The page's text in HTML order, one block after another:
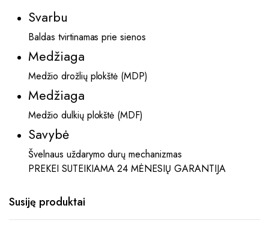
Svarbu
Baldas tvirtinamas prie sienos
Medžiaga
Medžio drožlių plokštė (MDP)
Medžiaga
Medžio dulkių plokštė (MDF)
Savybė
Švelnaus uždarymo durų mechanizmas
PREKEI SUTEIKIAMA 24 MĖNESIŲ GARANTIJA
Susiję produktai